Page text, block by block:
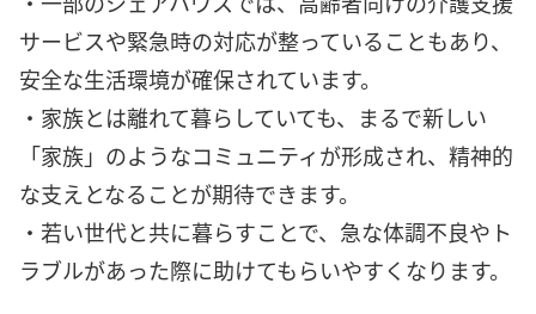
サービスや緊急時の対応が整っていることもあり、
安全な生活環境が確保されています。
・家族とは離れて暮らしていても、まるで新しい
「家族」のようなコミュニティが形成され、精神的
な支えとなることが期待できます。
・若い世代と共に暮らすことで、急な体調不良やト
ラブルがあった際に助けてもらいやすくなります。